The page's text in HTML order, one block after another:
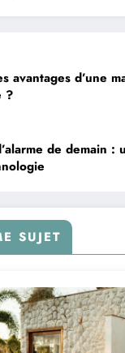
avantages d’une
?
de demain :
SUJET